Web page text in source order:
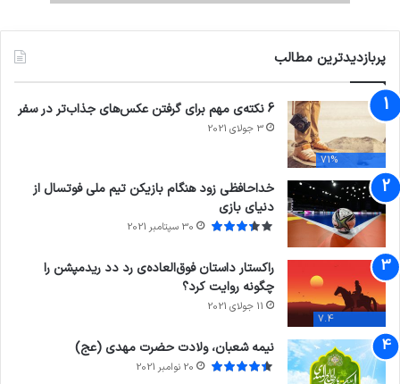
پربازدیدترین مطالب
71%
6 نکته‌ی مهم برای گرفتن عکس‌های جذاب‌تر در سفر
3 جولای 2021
خداحافظی زود هنگام بازیکن تیم ملی فوتسال از
دنیای بازی
30 سپتامبر 2021
7.4
راکستار داستان فوق‌العاده‌ی رد دد ریدمپشن را
چگونه روایت کرد؟
11 جولای 2021
نیمه شعبان، ولادت حضرت مهدی (عج)
20 نوامبر 2021